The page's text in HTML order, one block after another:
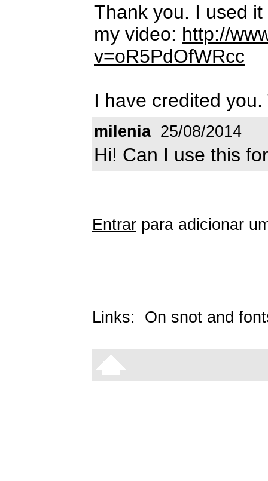
Thank you. I used
my video: http://
v=oR5PdOfWRcc
I have credited
milenia 25/08/2014
Hi! Can I use this
Entrar para adicionar
Links: On snot and